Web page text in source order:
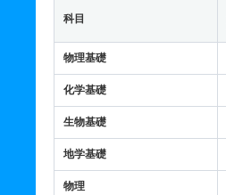
科目
物理基礎
化学基礎
生物基礎
地学基礎
物理